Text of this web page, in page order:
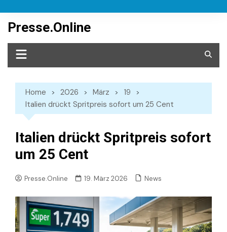
content
Presse.Online
Home 2026 März
19
Italien drückt Spritpreis sofort um 25 Cent
Italien drückt Spritpreis sofort
um 25 Cent
Presse.Online 19. März 2026 News